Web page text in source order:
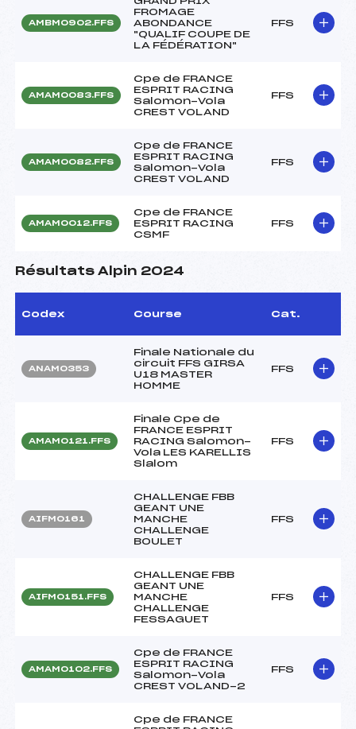
AMBM0902.FFS
FROMAGE
ABONDANCE
"QUALIF COUPE DE
LA FÉDÉRATION"
FFS
AMAM0083.FFS
Cpe de FRANCE
ESPRIT RACING
Salomon-Vola
CREST VOLAND
FFS
AMAM0082.FFS
Cpe de FRANCE
ESPRIT RACING
Salomon-Vola
CREST VOLAND
FFS
AMAM0012.FFS
Cpe de FRANCE
ESPRIT RACING
CSMF
FFS
Résultats Alpin 2024
Codex Course Cat.
ANAM0353
Finale Nationale du
circuit FFS GIRSA
U18 MASTER
HOMME
FFS
AMAM0121.FFS
Finale Cpe de
FRANCE ESPRIT
RACING Salomon-
Vola LES KARELLIS
Slalom
FFS
AIFM0161
CHALLENGE FBB
GEANT UNE
MANCHE
CHALLENGE
BOULET
FFS
AIFM0151.FFS
CHALLENGE FBB
GEANT UNE
MANCHE
CHALLENGE
FESSAGUET
FFS
AMAM0102.FFS
Cpe de FRANCE
ESPRIT RACING
Salomon-Vola
CREST VOLAND-2
FFS
Cpe de FRANCE